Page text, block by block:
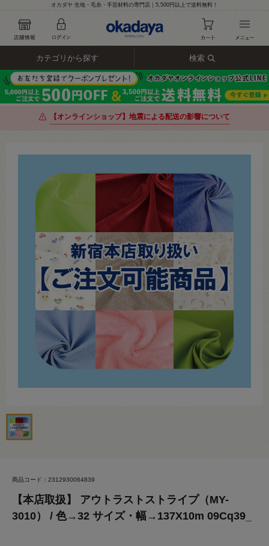
オカダヤ 生地・毛糸・手芸材料の専門店｜5,500円以上で送料無料！
カテゴリから探す 検索
【オンラインショップ】地震による配送の影響について
商品コード：2312930064839
【本店取扱】 アウトラストストライプ（MY-
3010） / 色→32 サイズ・幅→137X10m 09Cq39_